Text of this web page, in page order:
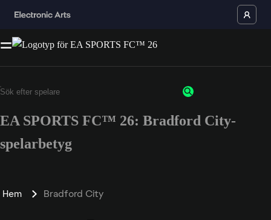
EA SPORTS FC™ 26: Bradford City-
spelarbetyg
Hem Bradford City